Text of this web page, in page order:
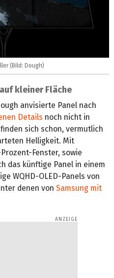
(Bild: Dough)
kleiner Fläche
anvisierte Panel nach
Details noch nicht in
sich schon, vermutlich
Helligkeit. Mit
Fenster, sowie
das künftige Panel in einem
WQHD-OLED-Panels von
denen von Samsung mit